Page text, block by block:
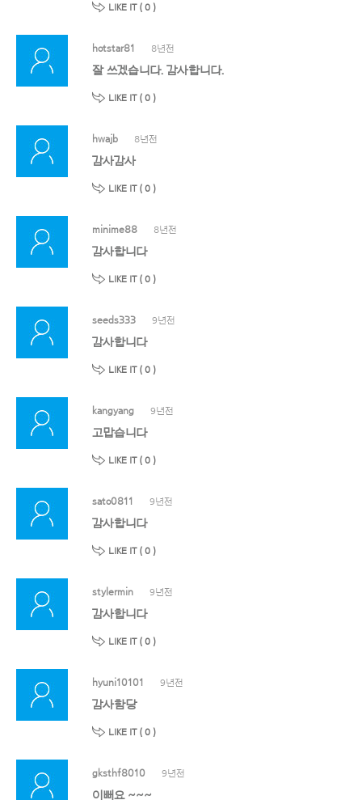
LIKE IT ( 0 )
hotstar81 8년전
잘 쓰겠습니다. 감사합니다.
LIKE IT ( 0 )
hwajb 8년전
감사감사
LIKE IT ( 0 )
minime88 8년전
감사합니다
LIKE IT ( 0 )
seeds333 9년전
감사합니다
LIKE IT ( 0 )
kangyang 9년전
고맙습니다
LIKE IT ( 0 )
sato0811 9년전
감사합니다
LIKE IT ( 0 )
stylermin 9년전
감사합니다
LIKE IT ( 0 )
hyuni10101 9년전
감사함당
LIKE IT ( 0 )
gksthf8010 9년전
이뻐요 ~~~